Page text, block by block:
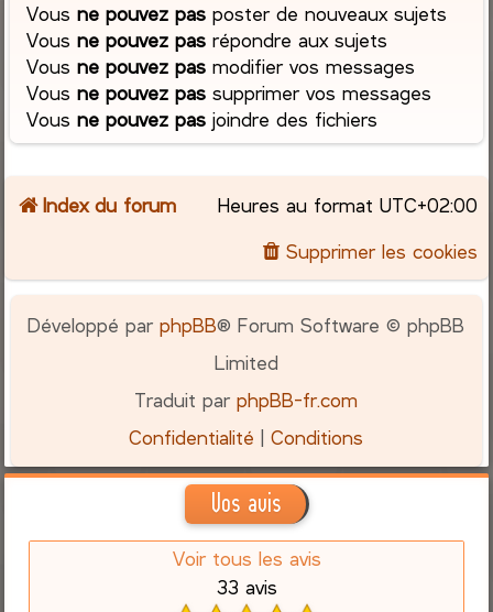
Vousne pouvez pas poster de nouveaux sujets
Vousne pouvez pas répondre aux sujets
Vousne pouvez pas modifier vos messages
Vousne pouvez pas supprimer vos messages
Vousne pouvez pas joindre des fichiers
Index du forum Heures au format UTC+02:00
Supprimer les cookies
Développé parphpBB® Forum Software © phpBB
Limited
Traduit parphpBB-fr.com
Confidentialité |Conditions
Vos avis
Voir tous les avis
33 avis